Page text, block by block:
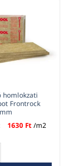
Super 150
homlokzati
Frontrock
1630 Ft /m2
homlokzati